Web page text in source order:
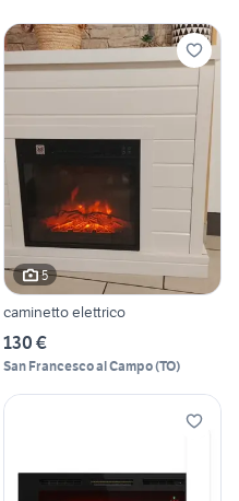
5
caminetto elettrico
130 €
San Francesco al Campo(TO)